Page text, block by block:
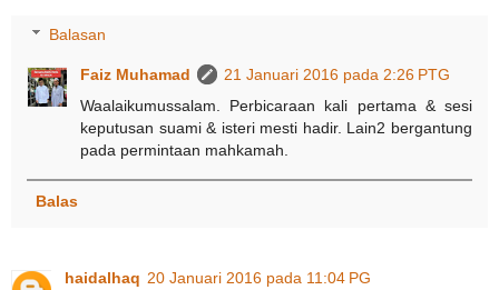
Balasan
Faiz Muhamad
21 Januari 2016 pada 2:26 PTG
Waalaikumussalam. Perbicaraan kali pertama & sesi
keputusan suami & isteri mesti hadir. Lain2 bergantung
pada permintaan mahkamah.
Balas
haidalhaq 20 Januari 2016 pada 11:04 PG